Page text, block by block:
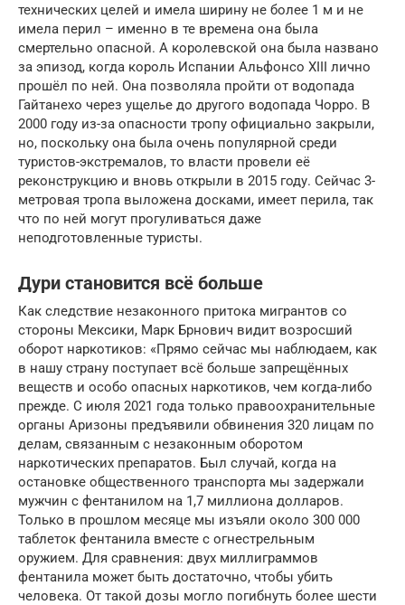
технических целей и имела ширину не более 1 м и не
имела перил – именно в те времена она была
смертельно опасной. А королевской она была названо
за эпизод, когда король Испании Альфонсо XIII лично
прошёл по ней. Она позволяла пройти от водопада
Гайтанехо через ущелье до другого водопада Чорро. В
2000 году из-за опасности тропу официально закрыли,
но, поскольку она была очень популярной среди
туристов-экстремалов, то власти провели её
реконструкцию и вновь открыли в 2015 году. Сейчас 3-
метровая тропа выложена досками, имеет перила, так
что по ней могут прогуливаться даже
неподготовленные туристы.
Дури становится всё больше
Как следствие незаконного притока мигрантов со
стороны Мексики, Марк Брнович видит возросший
оборот наркотиков: «Прямо сейчас мы наблюдаем, как
в нашу страну поступает всё больше запрещённых
веществ и особо опасных наркотиков, чем когда-либо
прежде. С июля 2021 года только правоохранительные
органы Аризоны предъявили обвинения 320 лицам по
делам, связанным с незаконным оборотом
наркотических препаратов. Был случай, когда на
остановке общественного транспорта мы задержали
мужчин с фентанилом на 1,7 миллиона долларов.
Только в прошлом месяце мы изъяли около 300 000
таблеток фентанила вместе с огнестрельным
оружием. Для сравнения: двух миллиграммов
фентанила может быть достаточно, чтобы убить
человека. От такой дозы могло погибнуть более шести